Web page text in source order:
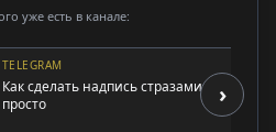
уже есть в канале:
сделать надпись стразами
Как
›